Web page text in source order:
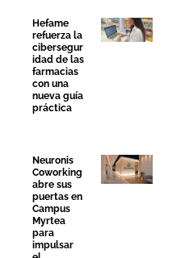
Hefame
refuerza la
cibersegur
idad de las
farmacias
con una
nueva guía
práctica
Neuronis
Coworking
abre sus
puertas en
Campus
Myrtea
para
impulsar